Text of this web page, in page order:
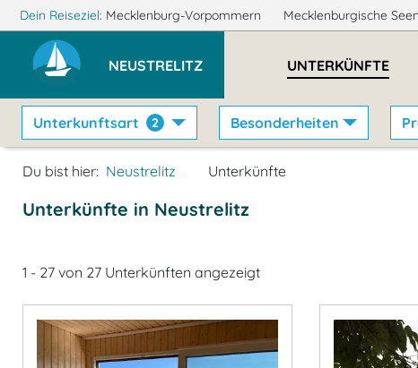
Dein Reiseziel: Mecklenburg-Vorpommern Mecklenburgische
NEUSTRELITZ UNTERKÜNFTE
Unterkunftsart 2 Besonderheiten
Du bist hier: Neustrelitz Unterkünfte
Unterkünfte in Neustrelitz
1 - 27 von 27 Unterkünften angezeigt